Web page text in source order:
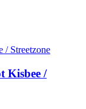
Kisbee /